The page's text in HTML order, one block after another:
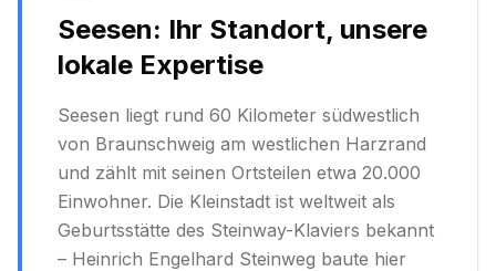
Seesen: Ihr Standort, unsere
lokale Expertise
Seesen liegt rund 60 Kilometer südwestlich
von Braunschweig am westlichen Harzrand
und zählt mit seinen Ortsteilen etwa 20.000
Einwohner. Die Kleinstadt ist weltweit als
Geburtsstätte des Steinway-Klaviers bekannt
– Heinrich Engelhard Steinweg baute hier